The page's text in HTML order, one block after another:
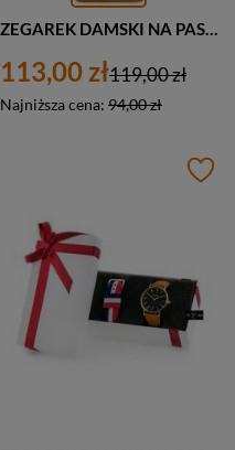
ZEGAREK DAMSKI NA PASKU CASUAL JORDAN KERR - DOVADO (zj851a) - antyalergiczny
113,00 zł
Najniższa cena: 94,00 zł
119,00 zł